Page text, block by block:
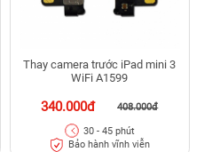
Thay camera trước iPad mini 3
WiFi A1599
340.000đ 408.000đ
30 - 45 phút
Bảo hành vĩnh viễn